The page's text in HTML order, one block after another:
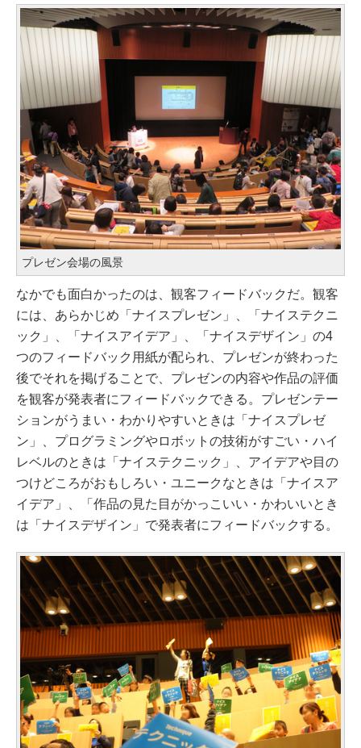
プレゼン会場の風景
なかでも面白かったのは、観客フィードバックだ。観客
には、あらかじめ「ナイスプレゼン」、「ナイステクニ
ック」、「ナイスアイデア」、「ナイスデザイン」の4
つのフィードバック用紙が配られ、プレゼンが終わった
後でそれを掲げることで、プレゼンの内容や作品の評価
を観客が発表者にフィードバックできる。プレゼンテー
ションがうまい・わかりやすいときは「ナイスプレゼ
ン」、プログラミングやロボットの技術がすごい・ハイ
レベルのときは「ナイステクニック」、アイデアや目の
つけどころがおもしろい・ユニークなときは「ナイスア
イデア」、「作品の見た目がかっこいい・かわいいとき
は「ナイスデザイン」で発表者にフィードバックする。